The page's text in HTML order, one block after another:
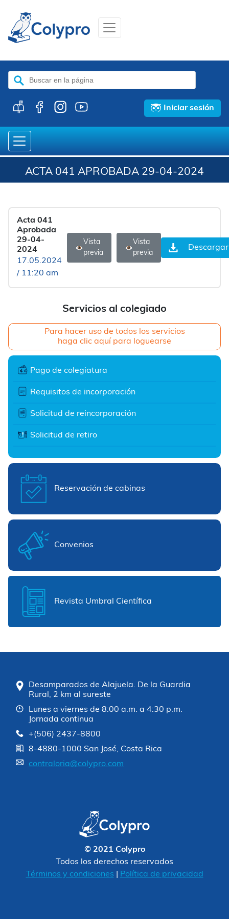
Buscar:
Iniciar sesión
ACTA 041 APROBADA 29-04-2024
Servicios al colegiado
Para hacer uso de todos los servicios
haga clic aquí para loguearse
Pago de colegiatura
Requisitos de incorporación
Solicitud de reincorporación
Solicitud de retiro
Reservación de cabinas
Convenios
Revista Umbral Científica
Acta 041
Aprobada
29-04-
2024
17.05.2024
/ 11:20 am
Vista
previa
Vista
previa
Descargar
Desamparados de Alajuela. De la Guardia
Rural, 2 km al sureste
Lunes a viernes de 8:00 a.m. a 4:30 p.m.
Jornada continua
+(506) 2437-8800
8-4880-1000 San José, Costa Rica
contraloria@colypro.com
© 2021 Colypro
Todos los derechos reservados
Términos y condiciones
Política de privacidad